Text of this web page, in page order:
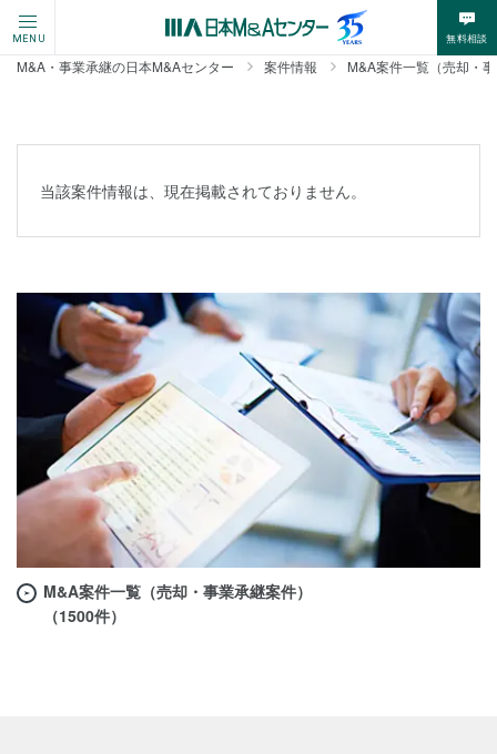
MENU 無料相談
M&A・事業承継の日本M&Aセンター 案件情報 M&A案件一覧（売却・
当該案件情報は、現在掲載されておりません。
M&A案件一覧（売却・事業承継案件）
（1500件）